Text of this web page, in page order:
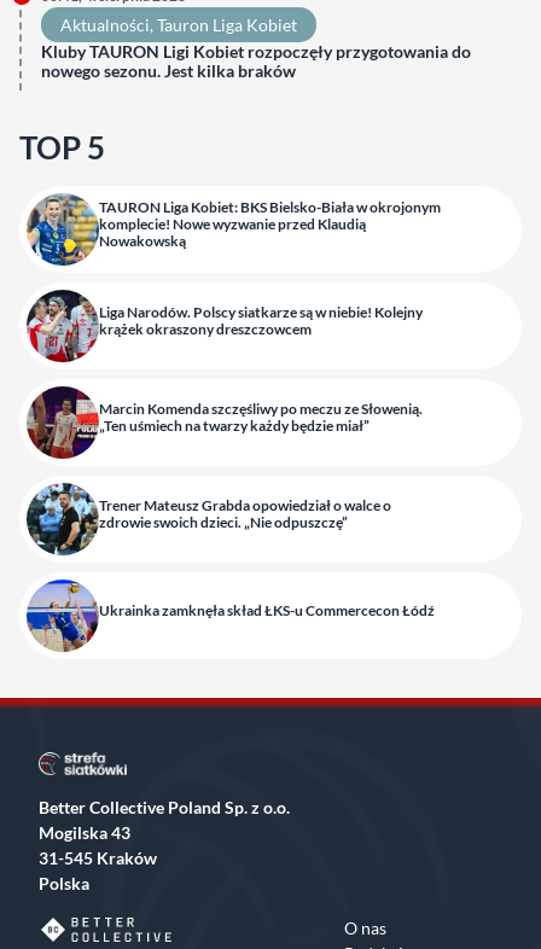
Aktualności, Tauron Liga Kobiet
Kluby TAURON Ligi Kobiet rozpoczęły przygotowania do
nowego sezonu. Jest kilka braków
TOP 5
TAURON Liga Kobiet: BKS Bielsko-Biała w okrojonym
komplecie! Nowe wyzwanie przed Klaudią
Nowakowską
Liga Narodów. Polscy siatkarze są w niebie! Kolejny
krążek okraszony dreszczowcem
Marcin Komenda szczęśliwy po meczu ze Słowenią.
„Ten uśmiech na twarzy każdy będzie miał”
Trener Mateusz Grabda opowiedział o walce o
zdrowie swoich dzieci. „Nie odpuszczę”
Ukrainka zamknęła skład ŁKS-u Commercecon Łódź
Better Collective Poland Sp. z o.o.
Mogilska 43
31-545 Kraków
Polska
O nas